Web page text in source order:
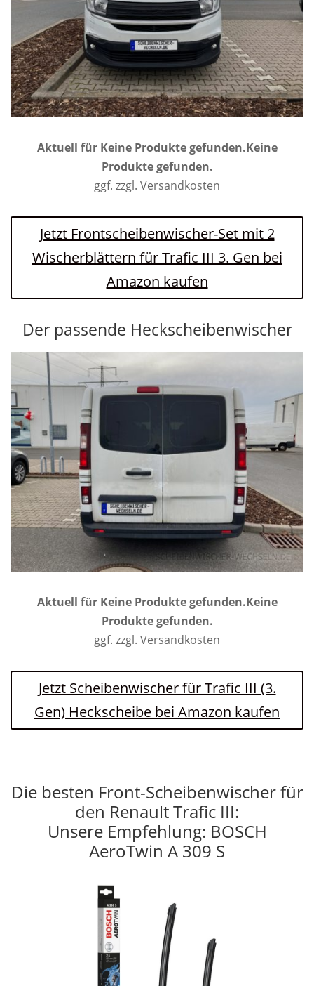
Aktuell für Keine Produkte gefunden.Keine
Produkte gefunden.
ggf. zzgl. Versandkosten
Jetzt Frontscheibenwischer-Set mit 2
Wischerblättern für Trafic III 3. Gen bei
Amazon kaufen
Der passende Heckscheibenwischer
Aktuell für Keine Produkte gefunden.Keine
Produkte gefunden.
ggf. zzgl. Versandkosten
Jetzt Scheibenwischer für Trafic III (3.
Gen) Heckscheibe bei Amazon kaufen
Die besten Front-Scheibenwischer für
den Renault Trafic III:
Unsere Empfehlung: BOSCH
AeroTwin A 309 S